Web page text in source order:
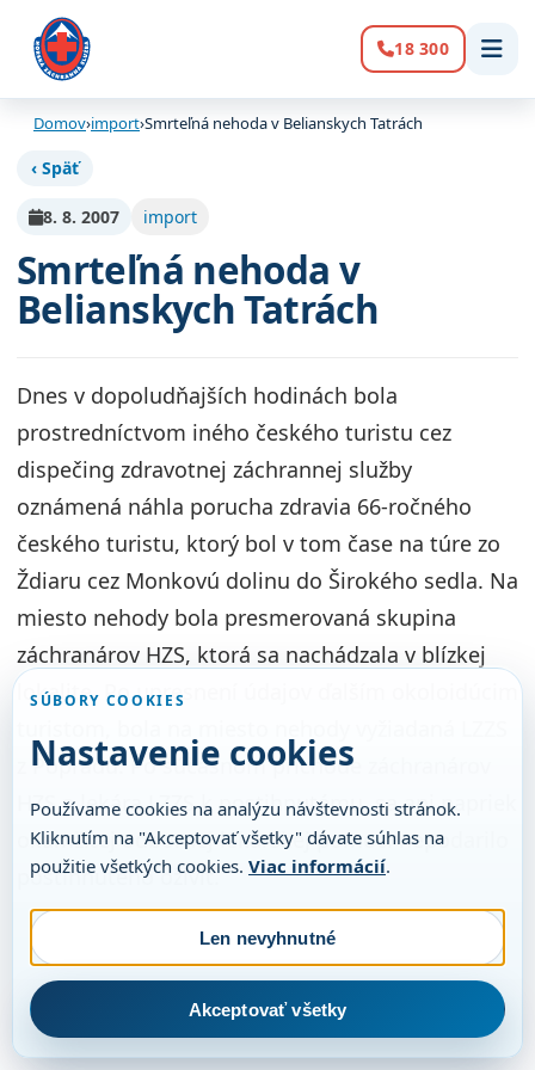
Volanie:
18 300
Domov›import›Smrteľná nehoda v Belianskych Tatrách
‹ Späť
8. 8. 2007 import
Smrteľná nehoda v
Belianskych Tatrách
Dnes v dopoludňajších hodinách bola
prostredníctvom iného českého turistu cez
dispečing zdravotnej záchrannej služby
oznámená náhla porucha zdravia 66-ročného
českého turistu, ktorý bol v tom čase na túre zo
Ždiaru cez Monkovú dolinu do Širokého sedla. Na
miesto nehody bola presmerovaná skupina
záchranárov HZS, ktorá sa nachádzala v blízkej
lokalite. Po upresnení údajov ďalším okoloidúcim
z Popradu. Po súčasnom príchode záchranárov
HZS a lekára LZZS k postihnutému, sa ani napriek
okamžitej odbornej lekárskej pomoci nepodarilo
postihnutého oživiť.
SÚBORY COOKIES
Nastavenie cookies
Používame cookies na analýzu návštevnosti stránok.
Kliknutím na "Akceptovať všetky" dávate súhlas na
použitie všetkých cookies. Viac informácií.
Len nevyhnutné
Akceptovať všetky